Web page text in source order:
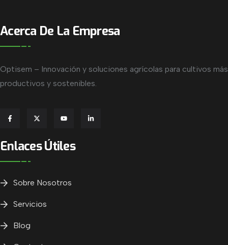
Acerca De La Empresa
Optisem – Innovación y soluciones agrícolas para cultivos más
productivos y sostenibles.
Enlaces Útiles
Sobre Nosotros
Servicios
Blog